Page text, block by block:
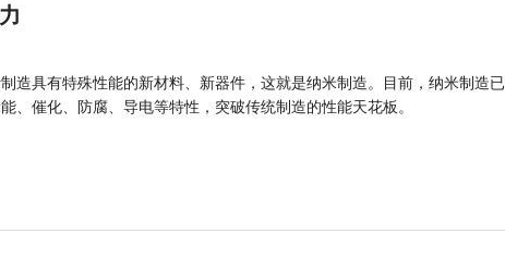
造具有特殊性能的新材料、新器件，这就是纳米制造。目前，纳米制造
、催化、防腐、导电等特性，突破传统制造的性能天花板。